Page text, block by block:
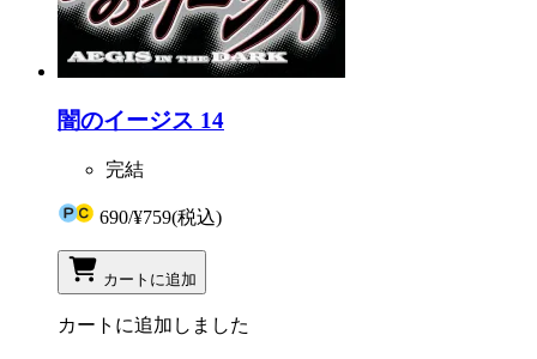
闇のイージス 14
完結
690/¥759(税込)
カートに追加
カートに追加しました